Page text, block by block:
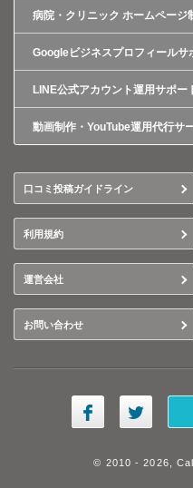
病院・クリニック ホームページ
Googleビジネスプロフィールサ
LINE公式アカウント運用サポー
動画制作・YouTube運用代行サ
口コミ投稿ガイドライン
利用規約
運営会社
お問い合わせ
© 2010 - 2026,